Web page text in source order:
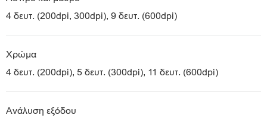
4 δευτ. (200dpi, 300dpi), 9 δευτ. (600dpi)
Χρώμα
4 δευτ. (200dpi), 5 δευτ. (300dpi), 11 δευτ. (600dpi)
Ανάλυση εξόδου